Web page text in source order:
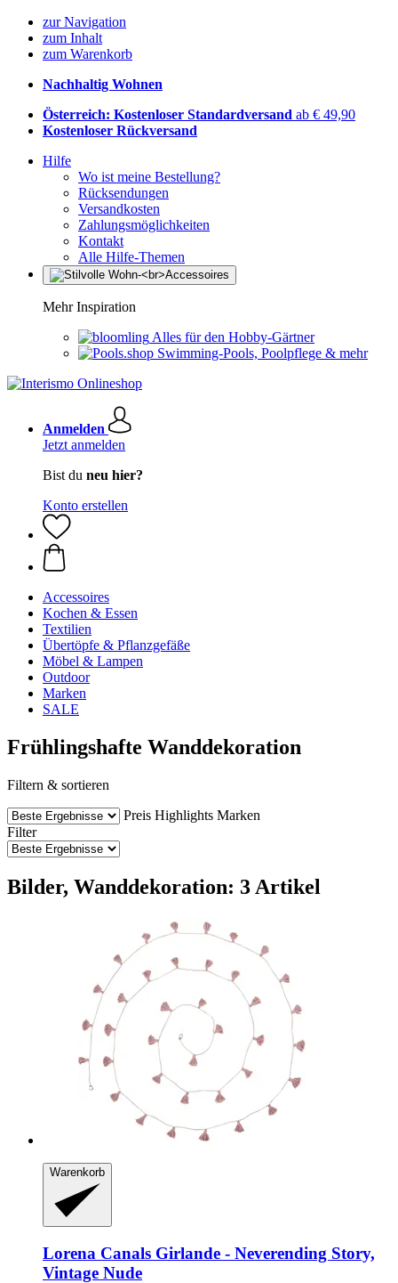
zur Navigation
zum Inhalt
zum Warenkorb
Nachhaltig Wohnen
Österreich: Kostenloser Standardversand ab € 49,90
Kostenloser Rückversand
Hilfe
Wo ist meine Bestellung?
Rücksendungen
Versandkosten
Zahlungsmöglichkeiten
Kontakt
Alle Hilfe-Themen
Mehr Inspiration
Alles für den Hobby-Gärtner
Swimming-Pools, Poolpflege & mehr
Anmelden
Jetzt anmelden
Bist du neu hier?
Konto erstellen
Accessoires
Kochen & Essen
Textilien
Übertöpfe & Pflanzgefäße
Möbel & Lampen
Outdoor
Marken
SALE
Frühlingshafte Wanddekoration
Filtern & sortieren
Preis Highlights Marken
Filter
Bilder, Wanddekoration: 3 Artikel
Warenkorb
Lorena Canals Girlande -​ Neverending Story,
Vintage Nude